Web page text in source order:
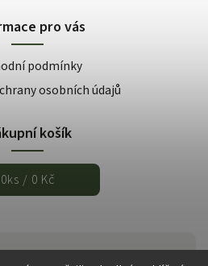
pro vás
podmínky
osobních údajů
košík
0ks / 0 Kč